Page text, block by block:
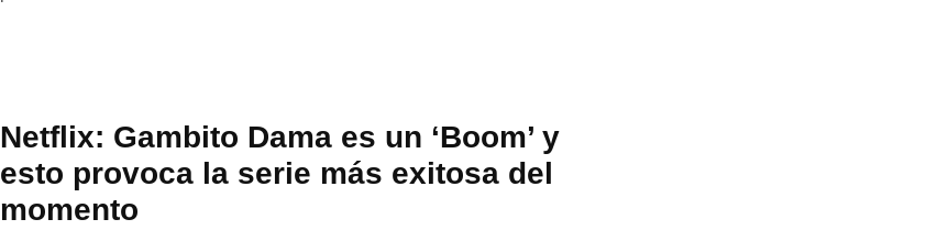
Netflix: Gambito Dama es un ‘Boom’ y
esto provoca la serie más exitosa del
momento